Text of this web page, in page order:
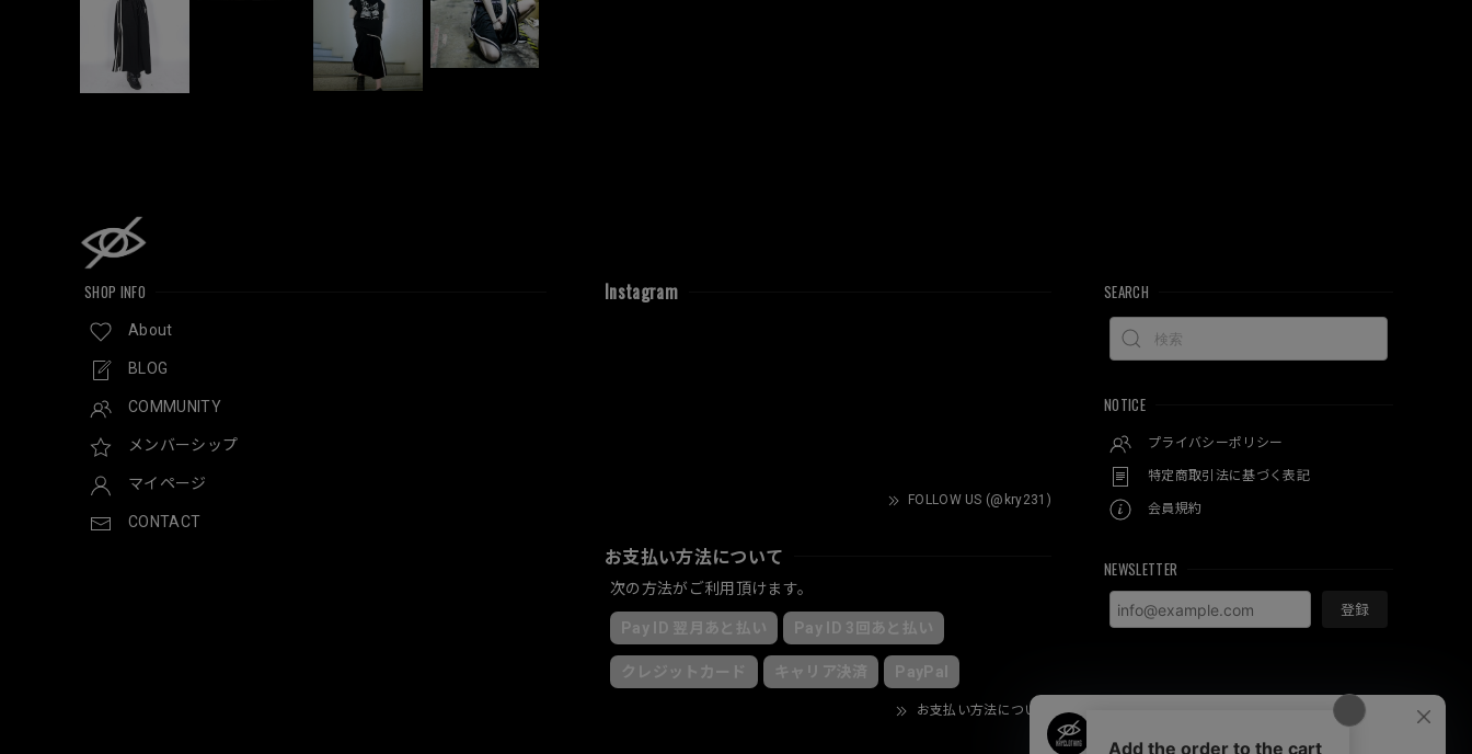
SHOP INFO
About
BLOG
COMMUNITY
メンバーシップ
マイページ
CONTACT
Instagram
FOLLOW US (@kry231)
お支払い方法について
次の方法がご利用頂けます。
Pay ID 翌月あと払い Pay ID 3回あと払い
クレジットカード キャリア決済 PayPal
お支払い方法について
SEARCH
NOTICE
プライバシーポリシー
特定商取引法に基づく表記
会員規約
NEWSLETTER
登録